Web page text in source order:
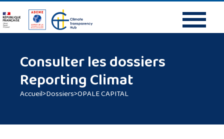
Consulter les dossiers
Reporting Climat
Accueil>Dossiers>OPALE CAPITAL